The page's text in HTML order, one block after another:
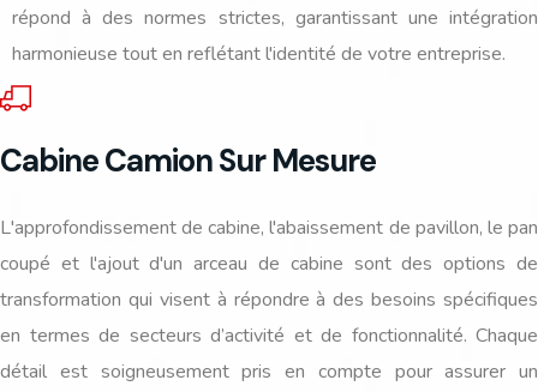
répond à des normes strictes, garantissant une intégration
harmonieuse tout en reflétant l'identité de votre entreprise.
Cabine Camion Sur Mesure
L'approfondissement de cabine, l'abaissement de pavillon, le pan
coupé et l'ajout d'un arceau de cabine sont des options de
transformation qui visent à répondre à des besoins spécifiques
en termes de secteurs d’activité et de fonctionnalité. Chaque
détail est soigneusement pris en compte pour assurer un